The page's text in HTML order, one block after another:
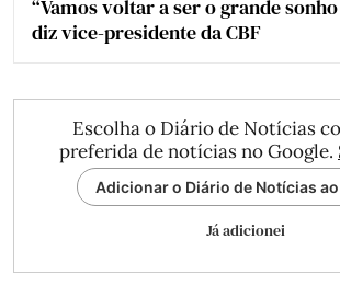
“Vamos voltar a ser o grande
diz vice-presidente da CBF
Escolha o Diário de Notícias
preferida de notícias no Google.
Adicionar o Diário de Notícias
Já adicionei